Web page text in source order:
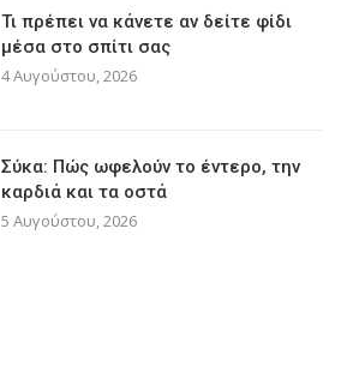
Τι πρέπει να κάνετε αν δείτε φίδι
μέσα στο σπίτι σας
4 Αυγούστου, 2026
Σύκα: Πώς ωφελούν το έντερο, την
καρδιά και τα οστά
5 Αυγούστου, 2026